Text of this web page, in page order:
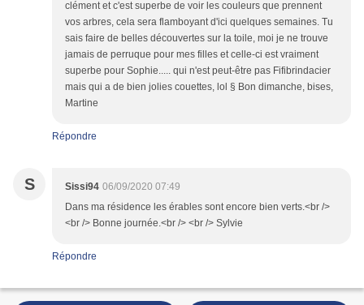
clément et c'est superbe de voir les couleurs que prennent
vos arbres, cela sera flamboyant d'ici quelques semaines. Tu
sais faire de belles découvertes sur la toile, moi je ne trouve
jamais de perruque pour mes filles et celle-ci est vraiment
superbe pour Sophie..... qui n'est peut-être pas Fifibrindacier
mais qui a de bien jolies couettes, lol § Bon dimanche, bises,
Martine
Répondre
S Sissi94 06/09/2020 07:49
Dans ma résidence les érables sont encore bien verts.<br />
<br /> Bonne journée.<br /> <br /> Sylvie
Répondre